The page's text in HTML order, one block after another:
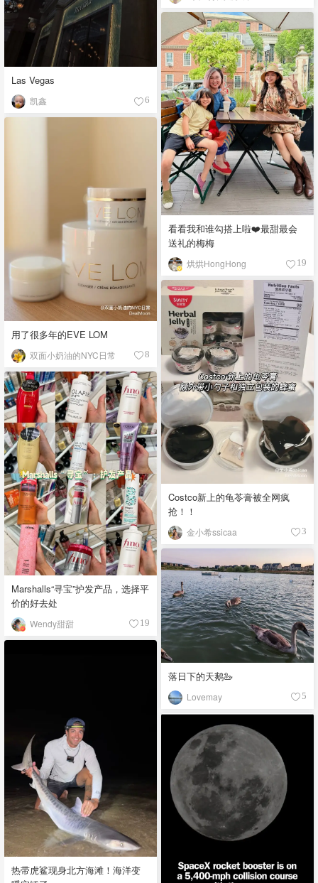
Las Vegas
凯鑫 6
看看我和谁勾搭上啦❤️最甜最会
送礼的梅梅
烘烘HongHong 19
用了很多年的EVE LOM
双面小奶油的NYC日常 8
Costco新上的龟苓膏被全网疯
抢！！
金小希ssicaa 3
Marshalls“寻宝”护发产品，选择平
价的好去处
Wendy甜甜 19
落日下的天鹅🦢
Lovemay 5
热带虎鲨现身北方海滩！海洋变